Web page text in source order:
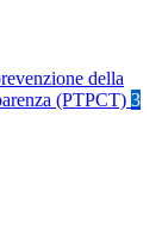
della
(PTPCT) 3